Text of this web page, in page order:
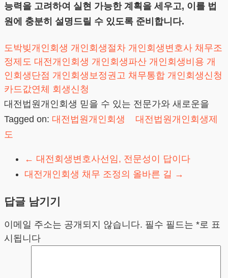
능력을 고려하여 실현 가능한 계획을 세우고, 이를 법
원에 충분히 설명드릴 수 있도록 준비합니다.
도박빚개인회생 개인회생절차 개인회생변호사 채무조
정제도 대전개인회생 개인회생파산 개인회생비용 개
인회생단점 개인회생보정권고 채무통합 개인회생신청
카드값연체 회생신청
대전법원개인회생 믿을 수 있는 전문가와 새로운을
Tagged on: 대전법원개인회생
대전법원개인회생제
도
← 대전회생변호사선임, 전문성이 답이다
대전개인회생 채무 조정의 올바른 길 →
답글 남기기
이메일 주소는 공개되지 않습니다. 필수 필드는 *로 표
시됩니다